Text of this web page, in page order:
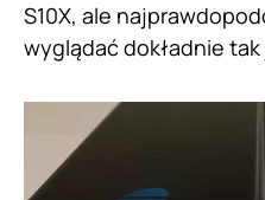
S10X, ale
wyglądać dokładnie